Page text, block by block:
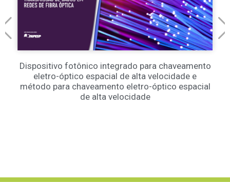
Dispositivo fotônico integrado para chaveamento
eletro-óptico espacial de alta velocidade e
método para chaveamento eletro-óptico espacial
de alta velocidade